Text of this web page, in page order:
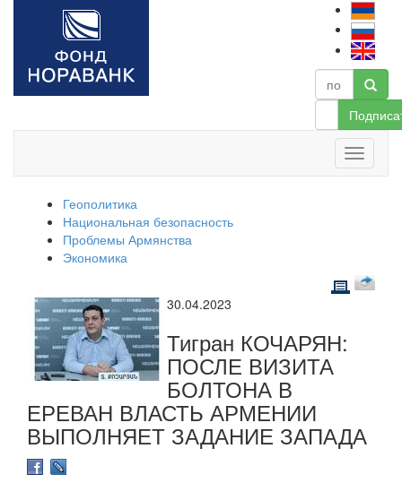
Геополитика
Национальная безопасность
Проблемы Армянства
Экономика
30.04.2023
Тигран КОЧАРЯН:
ПОСЛЕ ВИЗИТА
БОЛТОНА В
ЕРЕВАН ВЛАСТЬ АРМЕНИИ
ВЫПОЛНЯЕТ ЗАДАНИЕ ЗАПАДА